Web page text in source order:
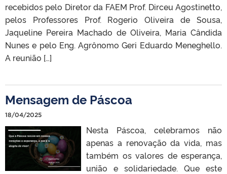
recebidos pelo Diretor da FAEM Prof. Dirceu Agostinetto,
pelos Professores Prof. Rogerio Oliveira de Sousa,
Jaqueline Pereira Machado de Oliveira, Maria Cândida
Nunes e pelo Eng. Agrônomo Geri Eduardo Meneghello.
A reunião […]
Mensagem de Páscoa
18/04/2025
Nesta Páscoa, celebramos não
apenas a renovação da vida, mas
também os valores de esperança,
união e solidariedade. Que este